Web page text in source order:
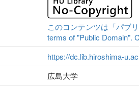
このコンテンツは「パブ
terms of "Public Domain".
https://dc.lib.hiroshima-
広島大学